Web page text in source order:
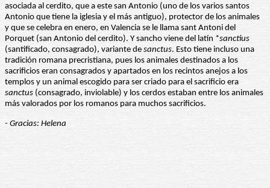
asociada al cerdito, que a este san Antonio (uno de los varios santos
Antonio que tiene la iglesia y el más antiguo), protector de los animales
y que se celebra en enero, en Valencia se le llama sant Antoni del
Porquet (san Antonio del cerdito). Y sancho viene del latín *sanctius
(santificado, consagrado), variante de sanctus. Esto tiene incluso una
tradición romana precristiana, pues los animales destinados a los
sacrificios eran consagrados y apartados en los recintos anejos a los
templos y un animal escogido para ser criado para el sacrificio era
sanctus (consagrado, inviolable) y los cerdos estaban entre los animales
más valorados por los romanos para muchos sacrificios.
- Gracias: Helena